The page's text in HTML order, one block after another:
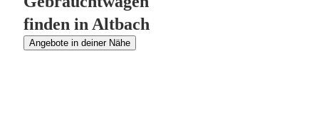
finden in Altbach
Angebote in deiner Nähe